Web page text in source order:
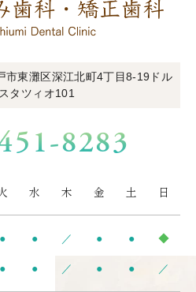
市東灘区深江北町4丁目8-19 ドル
タツィオ101
8283
水 木 金 土 日
● ● ／ ● ● ◆
● ● ／ ● ● ／